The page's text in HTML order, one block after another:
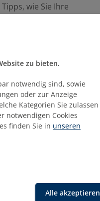
wie Sie Ihre
rechtlichen und
von
erlaubt?
für
zu bieten.
notwendig sind, sowie
oder zur Anzeige
Kategorien Sie zulassen
notwendigen Cookies
finden Sie in unseren
Alle akzeptieren